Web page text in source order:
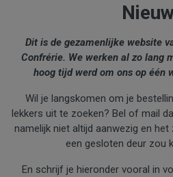
Dit is de gezamenlijke website
Confrérie. We werken al zo lang
hoog tijd werd om ons op één
Wil je langskomen om je
lekkers uit te zoeken? Bel of mail
namelijk niet altijd aanwezig en
een gesloten deur zou
En schrijf je hieronder vooral in